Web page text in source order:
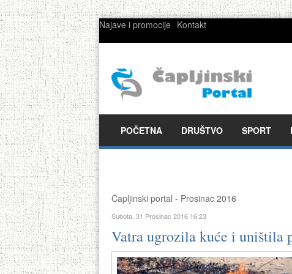
Najave i promocije Kontakt
POČETNA DRUŠTVO SPORT
Čapljinski portal - Prosinac 2016
Subota, 31 Prosinac 2016 16:23
Vatra ugrozila kuće i uništila